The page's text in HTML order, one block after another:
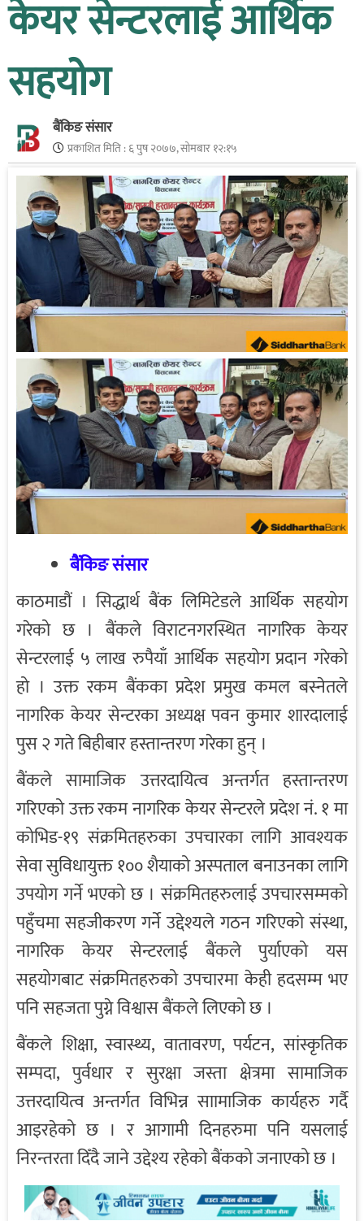
केयर सेन्टरलाई आर्थिक
सहयोग
बैंकिङ संसार
प्रकाशित मिति :६ पुष २०७७, सोमबार १२:१५
बैंकिङ संसार
काठमाडौं । सिद्धार्थ बैंक लिमिटेडले आर्थिक सहयोग
गरेको छ । बैंकले विराटनगरस्थित नागरिक केयर
सेन्टरलाई ५ लाख रुपैयाँ आर्थिक सहयोग प्रदान गरेको
हो । उक्त रकम बैंकका प्रदेश प्रमुख कमल बस्नेतले
नागरिक केयर सेन्टरका अध्यक्ष पवन कुमार शारदालाई
पुस २ गते बिहीबार हस्तान्तरण गरेका हुन् ।
बैंकले सामाजिक उत्तरदायित्व अन्तर्गत हस्तान्तरण
गरिएको उक्त रकम नागरिक केयर सेन्टरले प्रदेश नं. १ मा
कोभिड-१९ संक्रमितहरुका उपचारका लागि आवश्यक
सेवा सुविधायुक्त १०० शैयाको अस्पताल बनाउनका लागि
उपयोग गर्ने भएको छ । संक्रमितहरुलाई उपचारसम्मको
पहुँचमा सहजीकरण गर्ने उद्देश्यले गठन गरिएको संस्था,
नागरिक केयर सेन्टरलाई बैंकले पुर्याएको यस
सहयोगबाट संक्रमितहरुको उपचारमा केही हदसम्म भए
पनि सहजता पुग्ने विश्वास बैंकले लिएको छ ।
बैंकले शिक्षा, स्वास्थ्य, वातावरण, पर्यटन, सांस्कृतिक
सम्पदा, पुर्वधार र सुरक्षा जस्ता क्षेत्रमा सामाजिक
उत्तरदायित्व अन्तर्गत विभिन्न साामाजिक कार्यहरु गर्दै
आइरहेको छ । र आगामी दिनहरुमा पनि यसलाई
निरन्तरता दिँदै जाने उद्देश्य रहेको बैंकको जनाएको छ ।